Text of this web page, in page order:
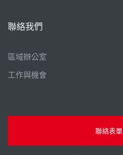
聯絡我們
區域辦公室
工作與機會
聯絡表單